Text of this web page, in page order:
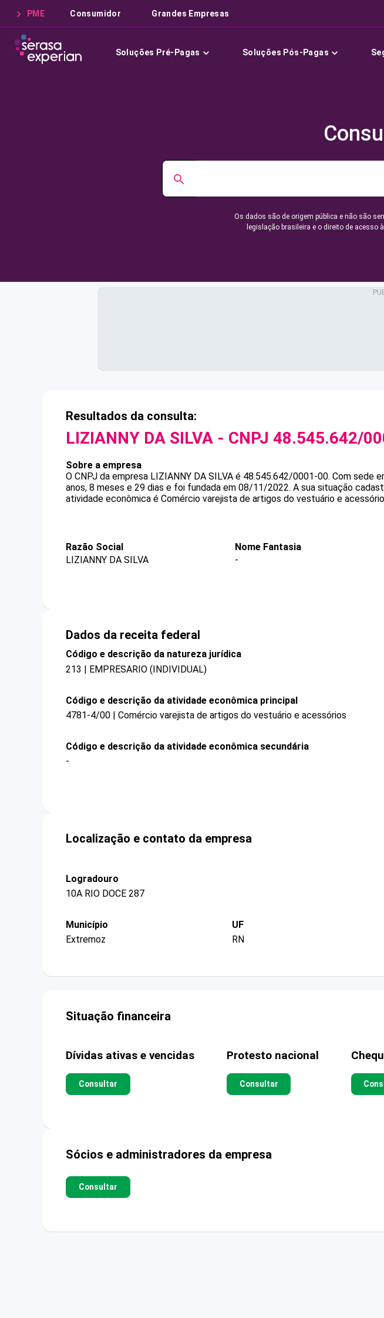
PME Consumidor Grandes Empresas
Soluções Pré-Pagas Soluções Pós-Pagas
Os dados são de origem pública e não são
legislação brasileira e o direito de acesso
Resultados da consulta:
LIZIANNY DA SILVA - CNPJ 48.545.642/
Sobre a empresa
O CNPJ da empresa LIZIANNY DA SILVA é 48.545.642/0001-00. Com sede
anos, 8 meses e 29 dias e foi fundada em 08/11/2022. A sua situação
atividade econômica é Comércio varejista de artigos do vestuário e
Razão Social
LIZIANNY DA SILVA
Nome Fantasia
-
Dados da receita federal
Código e descrição da natureza jurídica
213 | EMPRESARIO (INDIVIDUAL)
Código e descrição da atividade econômica principal
4781-4/00 | Comércio varejista de artigos do vestuário e acessórios
Código e descrição da atividade econômica secundária
-
Localização e contato da empresa
Logradouro
10A RIO DOCE 287
Município
Extremoz
UF
RN
Situação financeira
Dívidas ativas e vencidas
Consultar
Protesto nacional
Consultar
Sócios e administradores da empresa
Consultar